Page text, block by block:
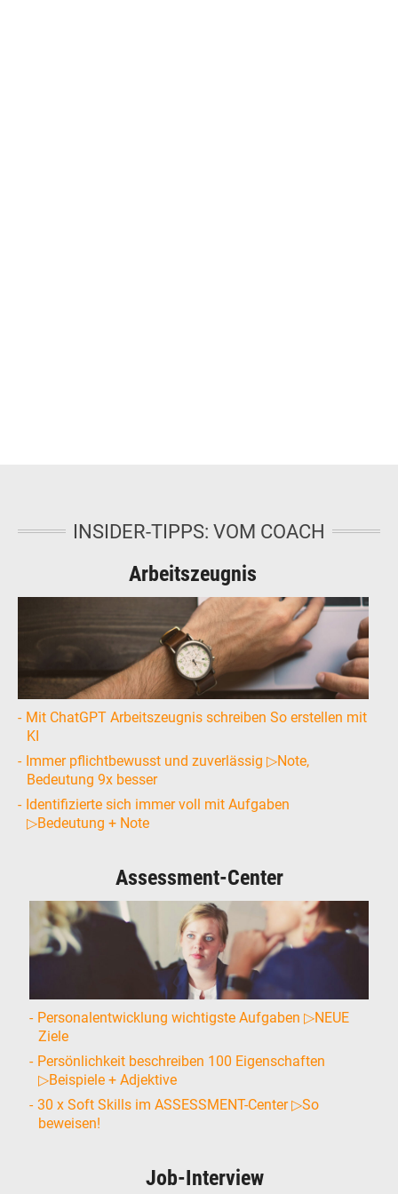
INSIDER-TIPPS: VOM COACH
Arbeitszeugnis
Mit ChatGPT Arbeitszeugnis schreiben So erstellen mit
KI
Immer pflichtbewusst und zuverlässig ▷Note,
Bedeutung 9x besser
Identifizierte sich immer voll mit Aufgaben
▷Bedeutung + Note
Assessment-Center
Personalentwicklung wichtigste Aufgaben ▷NEUE
Ziele
Persönlichkeit beschreiben 100 Eigenschaften
▷Beispiele + Adjektive
30 x Soft Skills im ASSESSMENT-Center ▷So
beweisen!
Job-Interview